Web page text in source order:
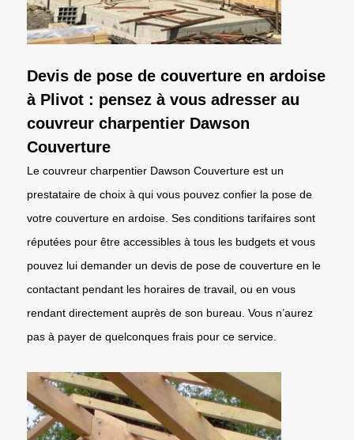
Devis de pose de couverture en ardoise
à Plivot : pensez à vous adresser au
couvreur charpentier Dawson
Couverture
Le couvreur charpentier Dawson Couverture est un
prestataire de choix à qui vous pouvez confier la pose de
votre couverture en ardoise. Ses conditions tarifaires sont
réputées pour être accessibles à tous les budgets et vous
pouvez lui demander un devis de pose de couverture en le
contactant pendant les horaires de travail, ou en vous
rendant directement auprès de son bureau. Vous n’aurez
pas à payer de quelconques frais pour ce service.